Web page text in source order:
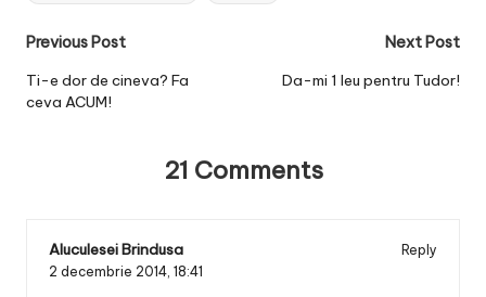
Post
navigation
Previous Post
Ti-e dor de cineva? Fa
ceva ACUM!
Next Post
Da-mi 1 leu pentru Tudor!
21 Comments
Aluculesei Brindusa
Reply
2 decembrie 2014, 18:41